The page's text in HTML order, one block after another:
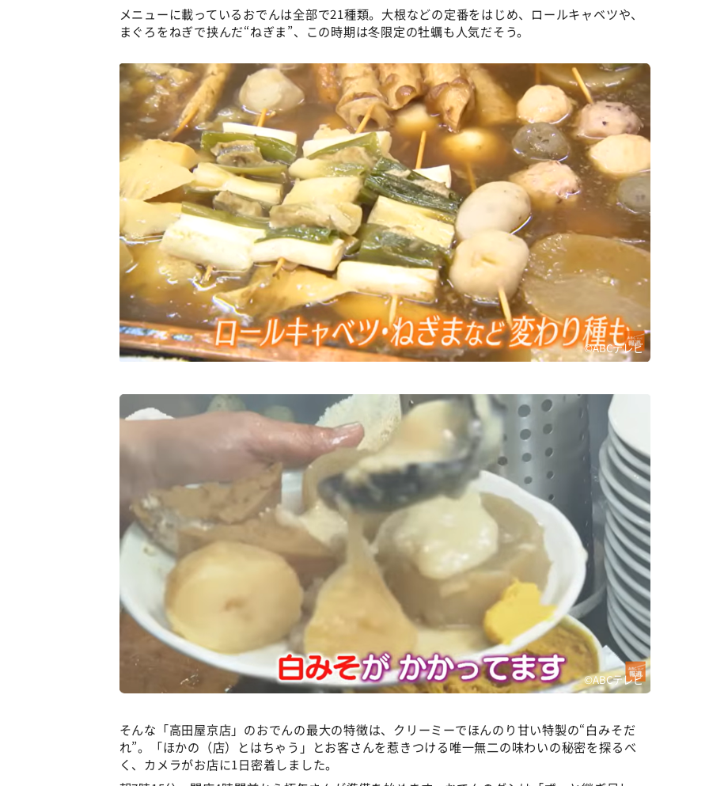
メニューに載っているおでんは全部で21種類。大根などの定番をはじめ、ロールキャベツや、
まぐろをねぎで挟んだ“ねぎま”、この時期は冬限定の牡蠣も人気だそう。
©ABCテレビ
©ABCテレビ
そんな「高田屋京店」のおでんの最大の特徴は、クリーミーでほんのり甘い特製の“白みそだ
れ”。「ほかの（店）とはちゃう」とお客さんを惹きつける唯一無二の味わいの秘密を探るべ
く、カメラがお店に1日密着しました。